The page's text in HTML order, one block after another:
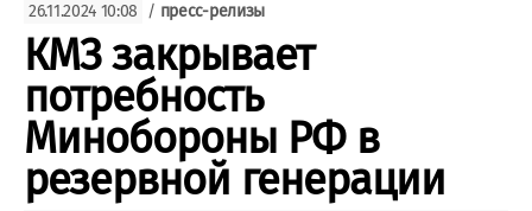
Судоходство
Судоремонт
События
Порты
Рыболовство
ВМФ
Яхты и катера
Еще
26.11.2024 10:08 / пресс-релизы
КМЗ закрывает
потребность
Минобороны РФ в
резервной генерации